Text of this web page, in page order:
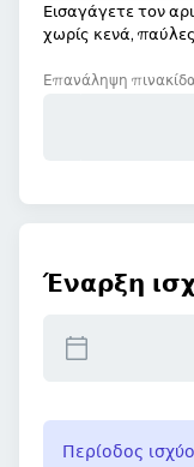
Εισαγάγετε τον
χωρίς κενά,
Επανάληψη
Έναρξη
Περίοδος